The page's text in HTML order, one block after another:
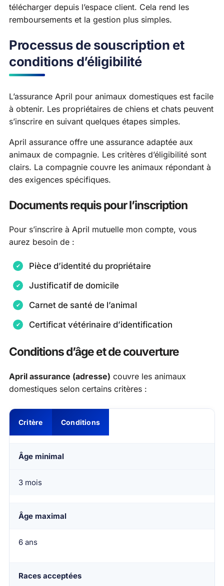
télécharger depuis l’espace client. Cela rend les
remboursements et la gestion plus simples.
Processus de souscription et
conditions d’éligibilité
L’assurance April pour animaux domestiques est facile
à obtenir. Les propriétaires de chiens et chats peuvent
s’inscrire en suivant quelques étapes simples.
April assurance offre une assurance adaptée aux
animaux de compagnie. Les critères d’éligibilité sont
clairs. La compagnie couvre les animaux répondant à
des exigences spécifiques.
Documents requis pour l’inscription
Pour s’inscrire à April mutuelle mon compte, vous
aurez besoin de :
Pièce d’identité du propriétaire
Justificatif de domicile
Carnet de santé de l’animal
Certificat vétérinaire d’identification
Conditions d’âge et de couverture
April assurance (adresse) couvre les animaux
domestiques selon certains critères :
Critère Conditions
Âge minimal
3 mois
Âge maximal
6 ans
Races acceptées